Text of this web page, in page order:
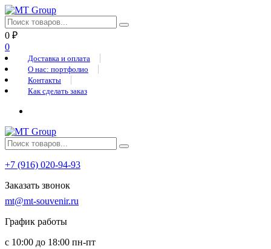
0 ₽
0
Доставка и оплата
О нас: портфолио
Контакты
Как сделать заказ
+7 (916) 020-94-93
Заказать звонок
mt@mt-souvenir.ru
График работы
с 10:00 до 18:00 пн-пт